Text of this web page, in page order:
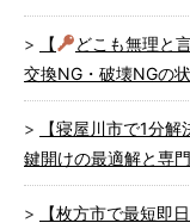
【
どこも無理と
交換NG・破壊NGの
【寝屋川市で1分
鍵開けの最適解と専門
【枚方市で最短即